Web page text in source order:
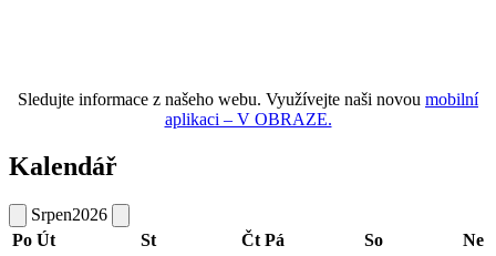
Sledujte informace z našeho webu. Využívejte naši novou mobilní
aplikaci – V OBRAZE.
Kalendář
Srpen2026
Po Út St Čt Pá So
Ne